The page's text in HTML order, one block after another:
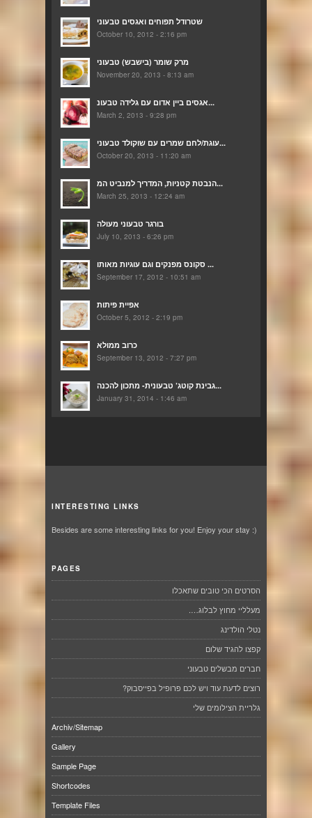
שטרודל תפוחים ואגסים טבעוני
October 10, 2012 - 2:16 pm
מרק שומר (בישבש) טבעוני
November 20, 2013 - 8:13 am
אגסים ביין אדום עם גלידה טבעונ...
March 2, 2013 - 9:28 pm
עוגת/לחם שמרים עם שוקולד טבעוני...
October 20, 2013 - 11:20 am
הנבטת קטניות, המדריך למנביט המ...
March 25, 2013 - 12:24 am
בורגר טבעוני מעולה
July 10, 2013 - 6:26 pm
סקונס מפנקים וגם עוגיות מאותו ...
September 17, 2012 - 10:51 am
אפיית פיתות
October 5, 2012 - 2:19 pm
כרוב ממולא
September 13, 2012 - 7:27 pm
גבינת קוטג’ טבעונית- מתכון להכנה...
January 31, 2014 - 1:46 am
INTERESTING LINKS
Besides are some interesting links for you! Enjoy your stay :)
PAGES
הסרטים הכי טובים שתאכלו
מעלליי מחוץ לבלוג….
נטלי הולדינג
קפצו להגיד שלום
חברים מבשלים טבעוני
רוצים לדעת עוד ויש לכם פרופיל בפייסבוק?
גלריית הצילומים שלי
Archiv/Sitemap
Gallery
Sample Page
Shortcodes
Template Files